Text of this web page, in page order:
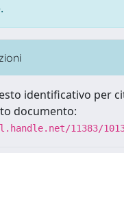
identificativo per
documento:
11383/